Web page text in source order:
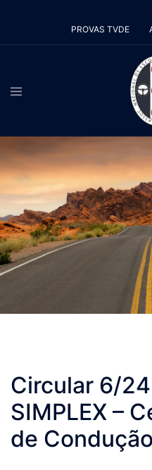
o
PROVAS TVDE
Alternar
menu
Circular 6/
SIMPLEX –
de